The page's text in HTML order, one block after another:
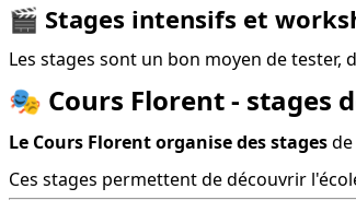
🎬 Stages intensifs et
Les stages sont un bon moyen de
🎭 Cours Florent - stages
Le Cours Florent organise des stages
Ces stages permettent de découvrir